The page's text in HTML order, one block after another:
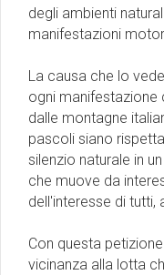
degli ambienti
manifestazioni
La causa che lo
ogni
dalle montagne
pascoli siano
silenzio naturale in
che muove da
dell'interesse di tutti,
Con questa
vicinanza alla lotta